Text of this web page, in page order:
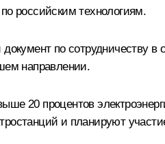
российским технологиям.
по сотрудничеству
направлении.
20 процентов
и планируют